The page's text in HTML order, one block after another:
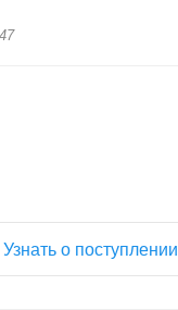
Узнать о поступлении